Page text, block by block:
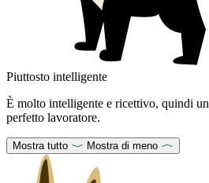
Piuttosto intelligente
È molto intelligente e ricettivo, quindi un
perfetto lavoratore.
Mostra tutto Mostra di meno